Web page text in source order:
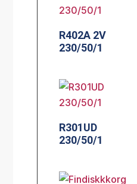
R402A 2V
230/50/1
R301UD
230/50/1